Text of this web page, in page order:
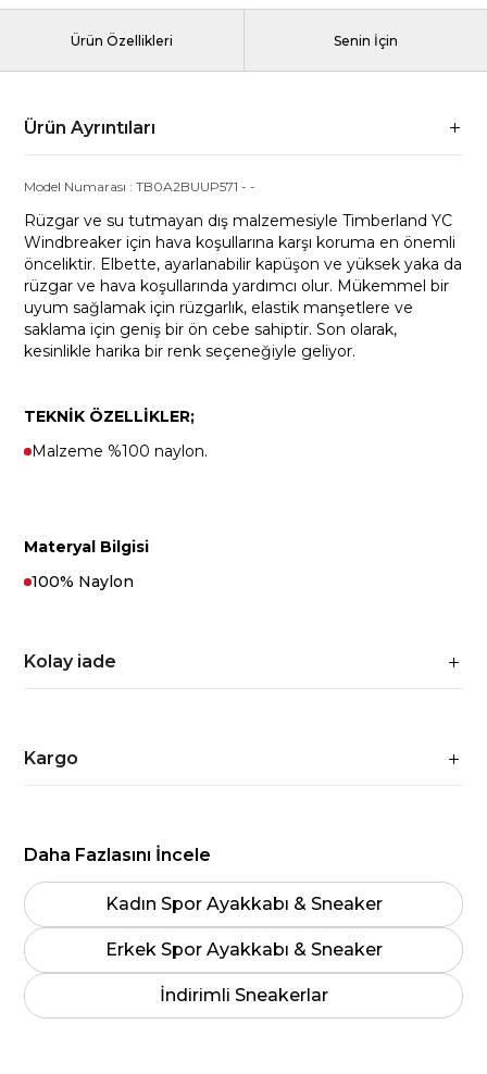
Ürün Özellikleri Senin İçin
Ürün Ayrıntıları
Model Numarası :TB0A2BUUP571 --
Rüzgar ve su tutmayan dış malzemesiyle Timberland YC
Windbreaker için hava koşullarına karşı koruma en önemli
önceliktir. Elbette, ayarlanabilir kapüşon ve yüksek yaka da
rüzgar ve hava koşullarında yardımcı olur. Mükemmel bir
uyum sağlamak için rüzgarlık, elastik manşetlere ve
saklama için geniş bir ön cebe sahiptir. Son olarak,
kesinlikle harika bir renk seçeneğiyle geliyor.
TEKNİK ÖZELLİKLER;
Malzeme %100 naylon.
Materyal Bilgisi
100% Naylon
Kolay iade
Kargo
Daha Fazlasını İncele
Kadın Spor Ayakkabı & Sneaker
Erkek Spor Ayakkabı & Sneaker
İndirimli Sneakerlar